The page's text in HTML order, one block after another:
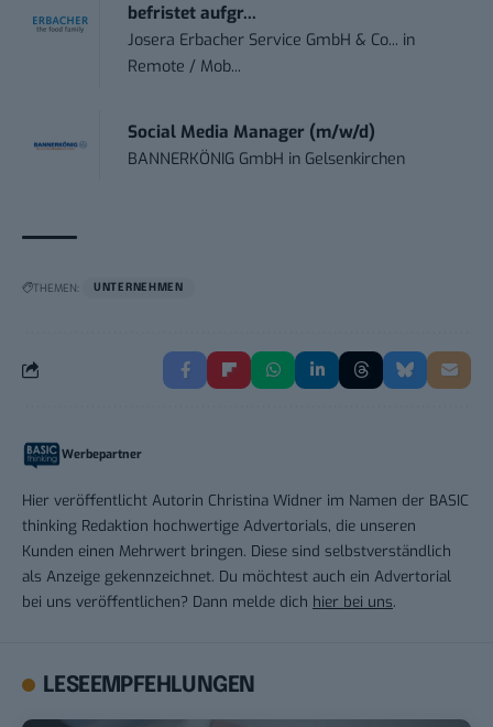
befristet aufgr...
Josera Erbacher Service GmbH & Co... in
Remote / Mob...
Social Media Manager (m/w/d)
BANNERKÖNIG GmbH in Gelsenkirchen
THEMEN: UNTERNEHMEN
Werbepartner
Hier veröffentlicht Autorin Christina Widner im Namen der BASIC
thinking Redaktion hochwertige Advertorials, die unseren
Kunden einen Mehrwert bringen. Diese sind selbstverständlich
als Anzeige gekennzeichnet. Du möchtest auch ein Advertorial
bei uns veröffentlichen? Dann melde dich hier bei uns.
LESEEMPFEHLUNGEN